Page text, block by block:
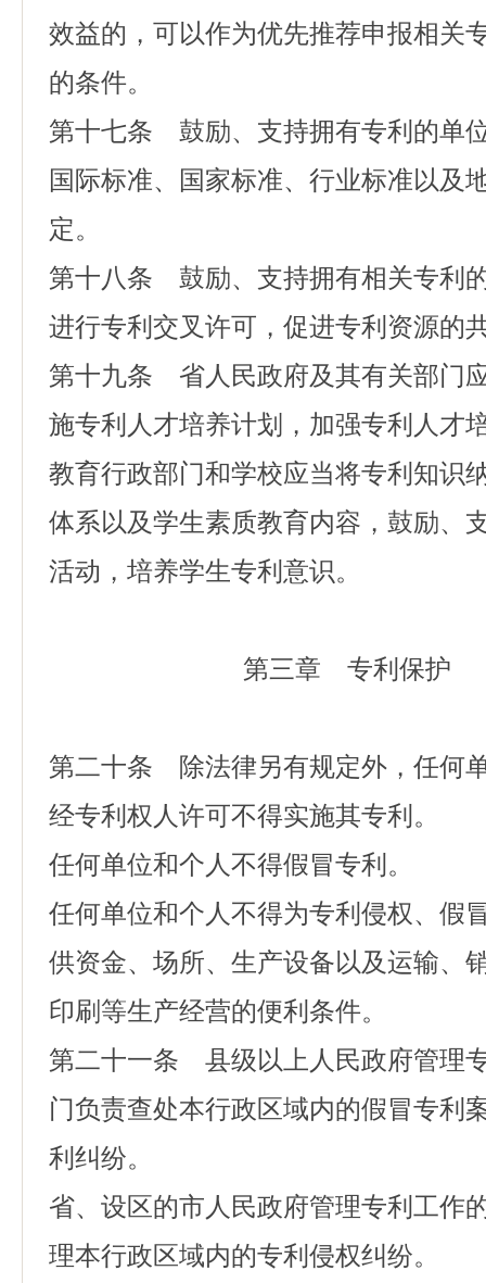
效益的，可以作为优先推荐申报相关
的条件。
第十七条 鼓励、支持拥有专利的单
国际标准、国家标准、行业标准以及
定。
第十八条 鼓励、支持拥有相关专利
进行专利交叉许可，促进专利资源的
第十九条 省人民政府及其有关部门
施专利人才培养计划，加强专利人才
教育行政部门和学校应当将专利知识
体系以及学生素质教育内容，鼓励、
活动，培养学生专利意识。
第三章 专利保护
第二十条 除法律另有规定外，任何
经专利权人许可不得实施其专利。
任何单位和个人不得假冒专利。
任何单位和个人不得为专利侵权、假
供资金、场所、生产设备以及运输、
印刷等生产经营的便利条件。
第二十一条 县级以上人民政府管理
门负责查处本行政区域内的假冒专利
利纠纷。
省、设区的市人民政府管理专利工作
理本行政区域内的专利侵权纠纷。